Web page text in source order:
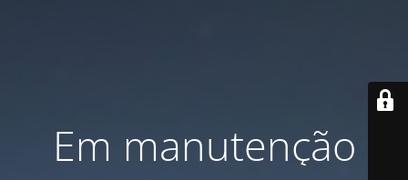
Em manutenção